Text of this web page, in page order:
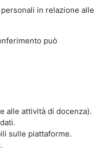
in relazione alle
può
alle attività di docenza).
sulle piattaforme.